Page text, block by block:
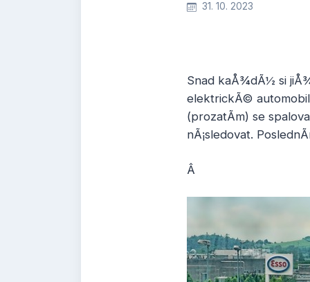
31. 10. 2023
Snad kaÅ¾dÃ½ si
elektrickÃ©
(prozatÃ­m) se
nÃ¡sledovat.
Â